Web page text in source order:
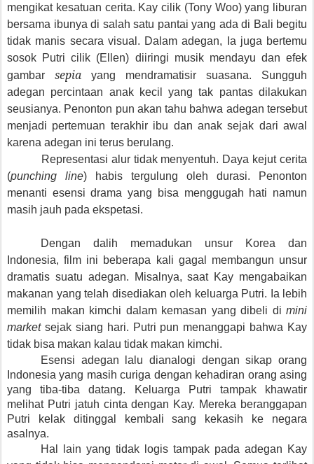
mengikat kesatuan cerita. Kay cilik (Tony Woo) yang liburan
bersama ibunya di salah satu pantai yang ada di Bali begitu
tidak manis secara visual. Dalam adegan, Ia juga bertemu
sosok Putri cilik (Ellen) diiringi musik mendayu dan efek
gambar sepia yang mendramatisir suasana. Sungguh
adegan percintaan anak kecil yang tak pantas dilakukan
seusianya. Penonton pun akan tahu bahwa adegan tersebut
menjadi pertemuan terakhir ibu dan anak sejak dari awal
karena adegan ini terus berulang.
Representasi alur tidak menyentuh. Daya kejut cerita
(punching line) habis tergulung oleh durasi. Penonton
menanti esensi drama yang bisa menggugah hati namun
masih jauh pada ekspetasi.
Dengan dalih memadukan unsur Korea dan
Indonesia, film ini beberapa kali gagal membangun unsur
dramatis suatu adegan. Misalnya, saat Kay mengabaikan
makanan yang telah disediakan oleh keluarga Putri. Ia lebih
memilih makan kimchi dalam kemasan yang dibeli di mini
marketsejak siang hari. Putri pun menanggapi bahwa Kay
tidak bisa makan kalau tidak makan kimchi.
Esensi adegan lalu dianalogi dengan sikap orang
Indonesia yang masih curiga dengan kehadiran orang asing
yang tiba-tiba datang. Keluarga Putri tampak khawatir
melihat Putri jatuh cinta dengan Kay. Mereka beranggapan
Putri kelak ditinggal kembali sang kekasih ke negara
asalnya.
Hal lain yang tidak logis tampak pada adegan Kay